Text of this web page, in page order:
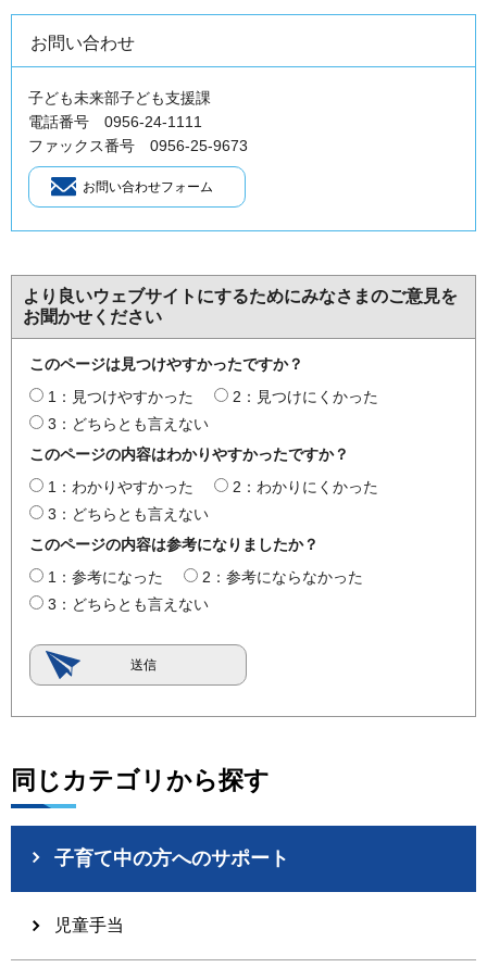
お問い合わせ
子ども未来部子ども支援課
電話番号 0956-24-1111
ファックス番号 0956-25-9673
より良いウェブサイトにするためにみなさまのご意見を
お聞かせください
このページは見つけやすかったですか？
1：見つけやすかった
2：見つけにくかった
3：どちらとも言えない
このページの内容はわかりやすかったですか？
1：わかりやすかった
2：わかりにくかった
3：どちらとも言えない
このページの内容は参考になりましたか？
1：参考になった
2：参考にならなかった
3：どちらとも言えない
同じカテゴリから探す
子育て中の方へのサポート
児童手当